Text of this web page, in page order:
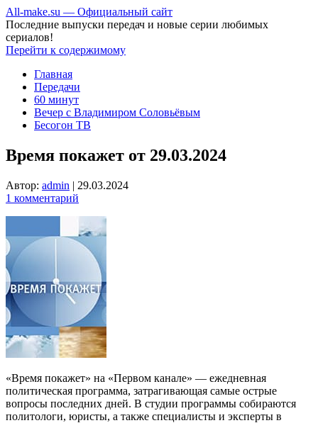
All-make.su — Официальный сайт
Последние выпуски передач и новые серии любимых
сериалов!
Перейти к содержимому
Главная
Передачи
60 минут
Вечер с Владимиром Соловьёвым
Бесогон ТВ
Время покажет от 29.03.2024
Автор: admin | 29.03.2024
1 комментарий
«Время покажет» на «Первом канале» — ежедневная
политическая программа, затрагивающая самые острые
вопросы последних дней. В студии программы собираются
политологи, юристы, а также специалисты и эксперты в